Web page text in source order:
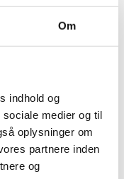
Om
indhold og
medier og til
oplysninger om
partnere inden
og
'Luxy